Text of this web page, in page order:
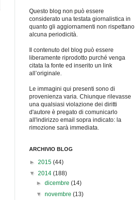
Questo blog non può essere
considerato una testata giornalistica in
quanto gli aggiornamenti non rispettano
alcuna periodicità.
Il contenuto del blog può essere
liberamente riprodotto purché venga
citata la fonte ed inserito un link
all’originale.
Le immagini qui presenti sono di
provenienza varia. Chiunque rilevasse
una qualsiasi violazione dei diritti
d'autore è pregato di comunicarlo
all'indirizzo email sopra indicato: la
rimozione sarà immediata.
ARCHIVIO BLOG
► 2015 (44)
▼ 2014 (188)
►dicembre(14)
▼novembre(13)